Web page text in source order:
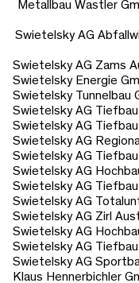
Metallbau Wastler
Swietelsky AG
Swietelsky AG Zams
Swietelsky Energie
Swietelsky Tunnelbau
Swietelsky AG
Swietelsky AG Tiefbau
Swietelsky AG
Swietelsky AG
Swietelsky AG
Swietelsky AG
Swietelsky AG
Swietelsky AG Zirl
Swietelsky AG
Swietelsky AG
Swietelsky AG
Klaus Hennerbichler